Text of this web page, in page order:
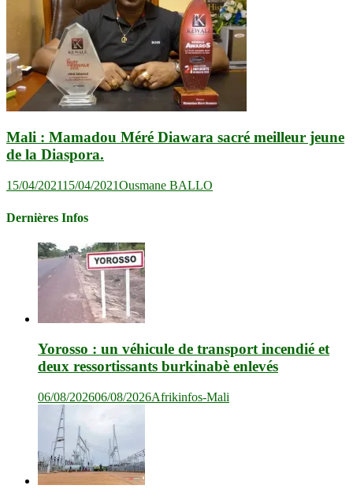
Mali : Mamadou Méré Diawara sacré meilleur jeune
de la Diaspora.
15/04/202115/04/2021Ousmane BALLO
Dernières Infos
Yorosso : un véhicule de transport incendié et
deux ressortissants burkinabè enlevés
06/08/202606/08/2026Afrikinfos-Mali